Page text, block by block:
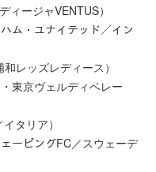
ージャVENTUS）
・ユナイテッド／イン
ッズレディース）
京ヴェルディベレー
タリア）
ピングFC／スウェーデ